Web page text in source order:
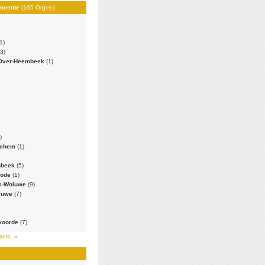
(165 Orgels)
Heembeek (1)
(1)
(5)
(1)
Woluwe (9)
(7)
(7)
»